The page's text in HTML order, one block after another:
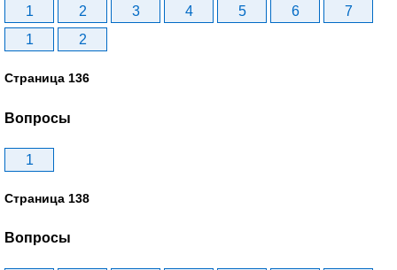
1 2 3 4 5 6
7
1
2
Страница 136
Вопросы
1
Страница 138
Вопросы